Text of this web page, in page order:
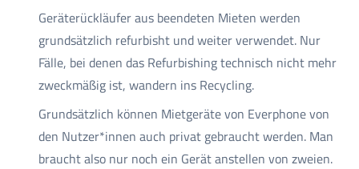
Geräterückläufer aus beendeten Mieten werden
grundsätzlich refurbisht und weiter verwendet. Nur
Fälle, bei denen das Refurbishing technisch nicht mehr
zweckmäßig ist, wandern ins Recycling.
Grundsätzlich können Mietgeräte von Everphone von
den Nutzer*innen auch privat gebraucht werden. Man
braucht also nur noch ein Gerät anstellen von zweien.